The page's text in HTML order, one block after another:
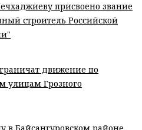
присвоено звание
строитель Российской
движение по
улицам Грозного